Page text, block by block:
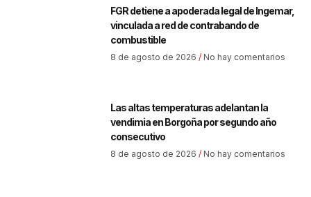
FGR detiene a apoderada legal de Ingemar,
vinculada a red de contrabando de
combustible
8 de agosto de 2026 No hay comentarios
Las altas temperaturas adelantan la
vendimia en Borgoña por segundo año
consecutivo
8 de agosto de 2026 No hay comentarios